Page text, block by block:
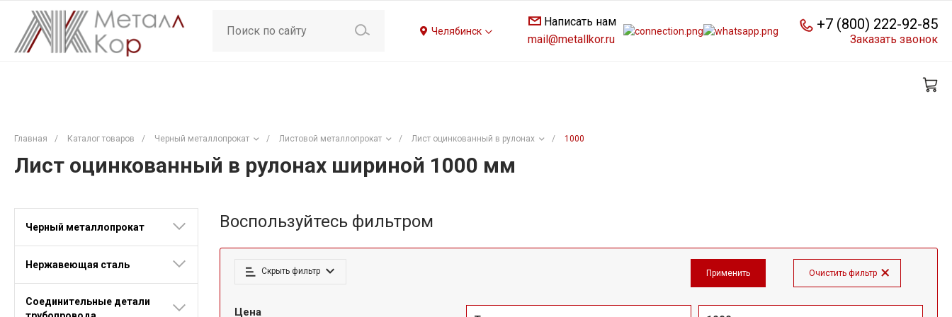
Челябинск
Написать нам
mail@metallkor.ru
+7 (800) 222-92-85
Заказать звонок
Главная / Каталог товаров / Черный металлопрокат / Листовой металлопрокат / Лист оцинкованный в рулонах / 1000
Лист оцинкованный в рулонах шириной 1000 мм
Черный металлопрокат
Нержавеющая сталь
Соединительные детали
Воспользуйтесь фильтром
Скрыть фильтр
Цена